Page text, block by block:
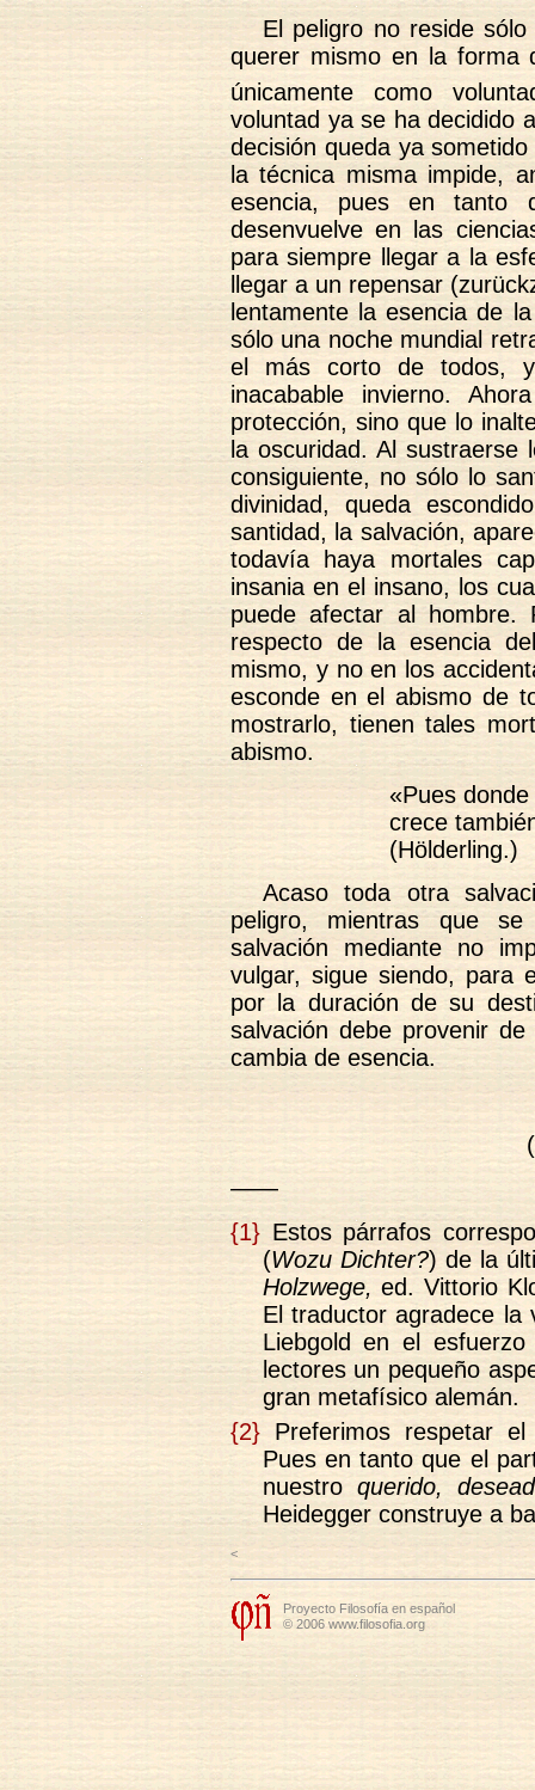
El peligro no reside
querer mismo en la forma
únicamente como
voluntad ya se ha decidido
decisión queda ya
la técnica misma impide,
esencia, pues en tanto
desenvuelve en las
para siempre llegar a la
llegar a un repensar
lentamente la esencia de
sólo una noche mundial
el más corto de todos,
inacabable invierno.
protección, sino que lo
la oscuridad. Al
consiguiente, no sólo lo
divinidad, queda
santidad, la salvación,
todavía haya mortales
insania en el insano, los
puede afectar al hombre.
respecto de la esencia
mismo, y no en los
esconde en el abismo de
mostrarlo, tienen tales
abismo.
«Pues
crece
(Hölderling.)
Acaso toda otra
peligro, mientras que
salvación mediante no
vulgar, sigue siendo, para
por la duración de su
salvación debe provenir
cambia de esencia.
——
{1} Estos párrafos
(Wozu Dichter?) de la
Holzwege, ed. Vittorio
El traductor agradece la
Liebgold en el
lectores un pequeño
gran metafísico alemán.
{2} Preferimos respetar el
Pues en tanto que el
nuestro querido,
Heidegger construye a
<
Proyecto Filosofía en español
© 2006 www.filosofia.org